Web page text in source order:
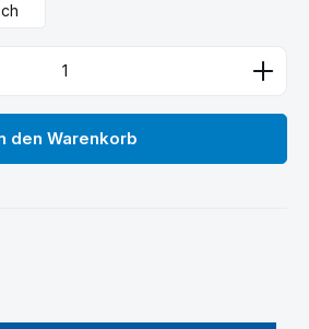
den gewünschten Wert ein
den Warenkorb